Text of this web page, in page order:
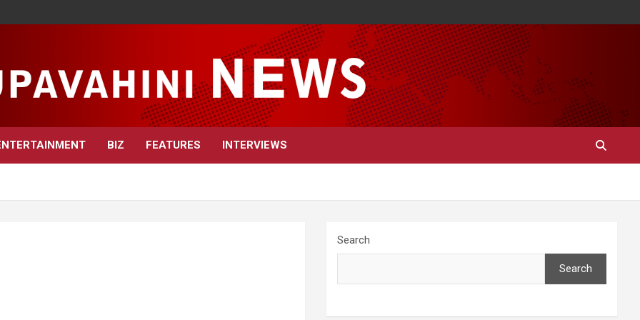
BIZ FEATURES INTERVIEWS
Search
Search